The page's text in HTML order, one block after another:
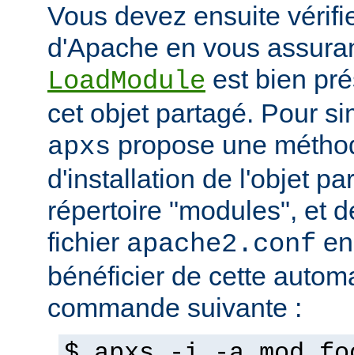
Vous devez ensuite
d'Apache en vous
LoadModule est bien
cet objet partagé. Pour
apxs propose une
d'installation de l'objet
répertoire "modules", et
fichier apache2.conf
bénéficier de cette
commande suivante :